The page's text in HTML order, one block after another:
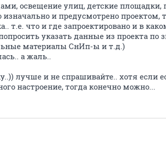
освещение улиц, детские площадки,
и предусмотрено проектом,
т.е. что и где запроектировано и в
указать данные из проекта по
материалы СнИп-ы и т.д.)
а жаль..
лучше и не спрашивайте.. хотя если
настроение, тогда конечно можно...